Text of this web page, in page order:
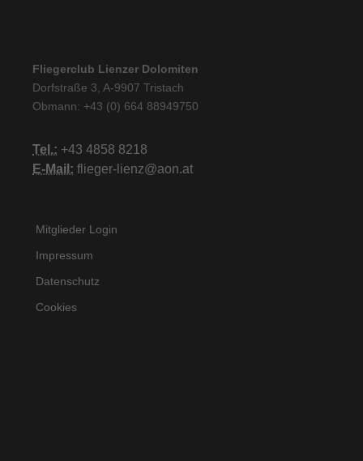
Fliegerclub Lienzer Dolomiten
Dorfstraße 3, A-9907 Tristach
Obmann: +43 (0) 664 88949750
Tel.: +43 4858 8218
E-Mail: flieger-lienz@aon.at
Mitglieder Login
Impressum
Datenschutz
Cookies